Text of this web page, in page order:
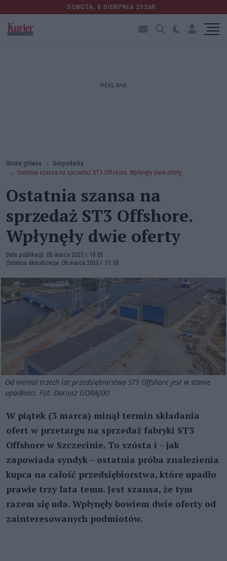
SOBOTA, 8 SIERPNIA 2026R.
REKLAMA
Strona główna
Gospodarka
Ostatnia szansa na sprzedaż ST3 Offshore. Wpłynęły dwie oferty
Ostatnia szansa na
sprzedaż ST3 Offshore.
Wpłynęły dwie oferty
Data publikacji: 05 marca 2023 r. 18:05
Ostatnia aktualizacja: 06 marca 2023 r. 21:38
Od niemal trzech lat przedsiębiorstwo ST3 Offshore jest w stanie
upadłości. Fot. Dariusz GORAJSKI
W piątek (3 marca) minął termin składania
ofert w przetargu na sprzedaż fabryki ST3
Offshore w Szczecinie. To szósta i – jak
zapowiada syndyk – ostatnia próba znalezienia
kupca na całość przedsiębiorstwa, które upadło
prawie trzy lata temu. Jest szansa, że tym
razem się uda. Wpłynęły bowiem dwie oferty od
zainteresowanych podmiotów.